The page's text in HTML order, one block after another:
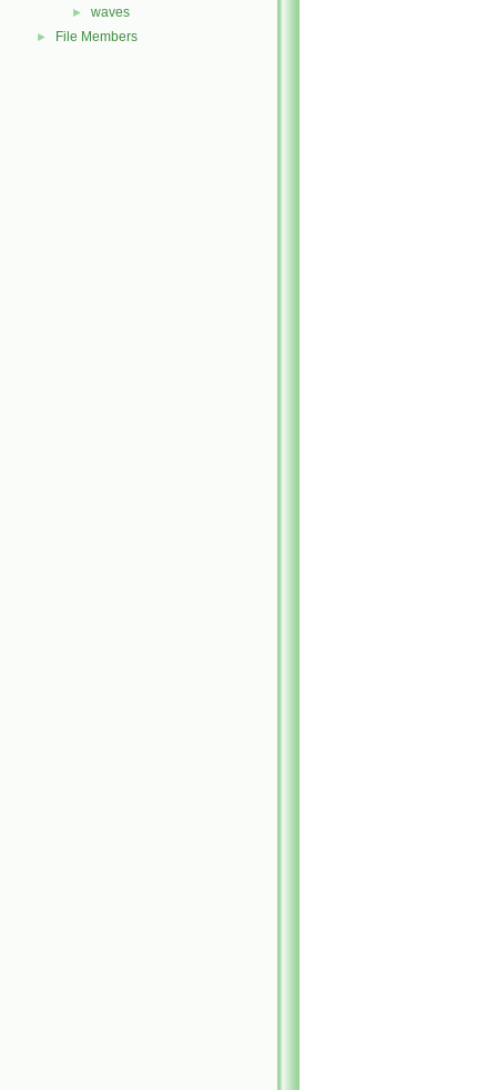
► waves
► File Members